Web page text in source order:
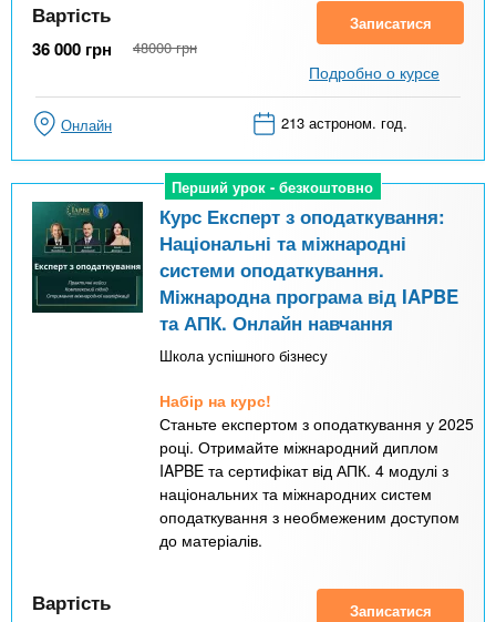
Вартість
36 000 грн 48000 грн
Записатися
Подробно о курсе
Онлайн 213 астроном. год.
Перший урок - безкоштовно
Перший урок - безкоштовно
Курс Експерт з оподаткування:
Національні та міжнародні
системи оподаткування.
Міжнародна програма від IAPBE
та АПК. Онлайн навчання
Школа успішного бізнесу
Набір на курс!
Станьте експертом з оподаткування у 2025
році. Отримайте міжнародний диплом
IAPBE та сертифікат від АПК. 4 модулі з
національних та міжнародних систем
оподаткування з необмеженим доступом
до матеріалів.
Вартість Записатися